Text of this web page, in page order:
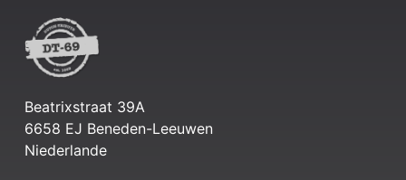
Beatrixstraat 39A
6658 EJ Beneden-Leeuwen
Niederlande